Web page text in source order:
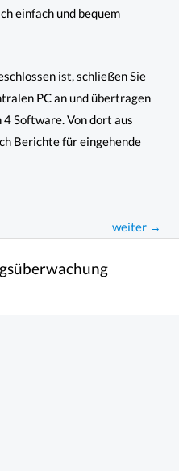
einfach und bequem
ist, schließen Sie
PC an und übertragen
4 Software. Von dort aus
Berichte für eingehende
weiter →